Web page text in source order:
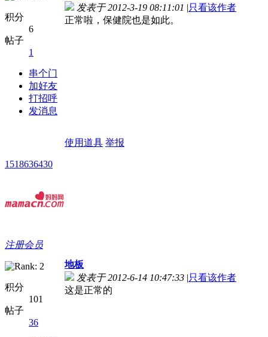
积分
6
帖子
1
串个门
加好友
打招呼
发消息
发表于 2012-3-19 08:11:01 |只看该作者
正常啦，保健院也是如此。
使用道具 举报
1518636430
注册会员
积分
101
帖子
36
地板
发表于 2012-6-14 10:47:33 |只看该作者
这是正常的